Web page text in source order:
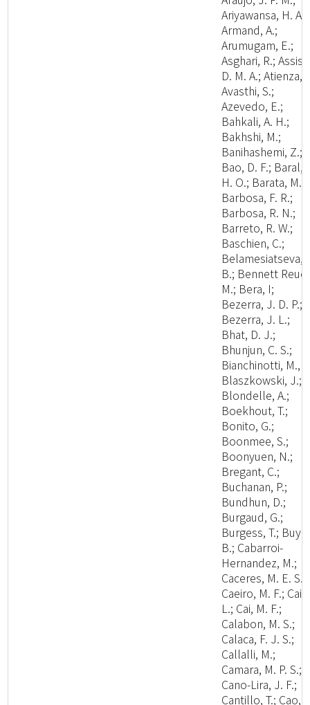
Ariyawansa, H. A.;
Armand, A.;
Arumugam, E.;
Asghari, R.; Assis,
D. M. A.; Atienza,
Avasthi, S.;
Azevedo, E.;
Bahkali, A. H.;
Bakhshi, M.;
Banihashemi, Z.;
Bao, D. F.; Baral,
H. O.; Barata, M.;
Barbosa, F. R.;
Barbosa, R. N.;
Barreto, R. W.;
Baschien, C.;
Belamesiatseva,
B.; Bennett
M.; Bera, I;
Bezerra, J. D. P.;
Bezerra, J. L.;
Bhat, D. J.;
Bhunjun, C. S.;
Bianchinotti, M.,
Blaszkowski, J.;
Blondelle, A.;
Boekhout, T.;
Bonito, G.;
Boonmee, S.;
Boonyuen, N.;
Bregant, C.;
Buchanan, P.;
Bundhun, D.;
Burgaud, G.;
Burgess, T.;
B.; Cabarroi-
Hernandez, M.;
Caceres, M. E. S.;
Caeiro, M. F.; Cai,
L.; Cai, M. F.;
Calabon, M. S.;
Calaca, F. J. S.;
Callalli, M.;
Camara, M. P. S.;
Cano-Lira, J. F.;
Cantillo, T.; Cao,